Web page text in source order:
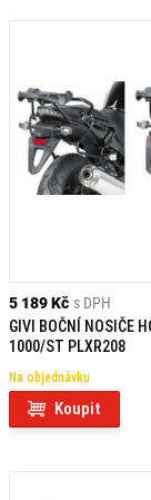
5 189 Kč s DPH
GIVI BOČNÍ NOSIČE
1000/ST PLXR208
Na objednávku
Koupit